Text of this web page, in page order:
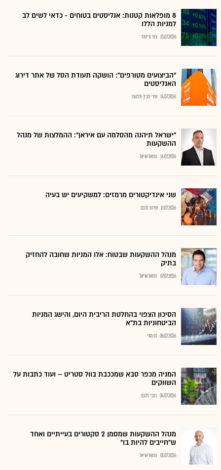
8 מופלאות קטנות: אנליסטים בטוחים - כדאי לשים לב
למניות הללו
15.07.2026 צחי גרינולד
"הביצועים מטורפים": הושקה תעודת הסל של אתר דירוג
האנליסטים
14.07.2026 שירי חביב-ולדהורן
"ישראל תיהנה מהסלמה עם איראן": ההמלצות של מנהל
ההשקעות
14.07.2026 נתנאל אריאל
שני אינדיקטורים מרמזים: למשקיעים יש בעיה
11.07.2026 שירות גלובס
מנהל ההשקעות שבטוח: אלו המניות שחובה להחזיק
בתיק
07.07.2026 נתנאל אריאל
הסיכון הצפוי בהחלטת הריבית היום, והישג המניות
הביטחוניות בת"א
06.07.2026 רם מורי
המניה מכפר סבא שמככבת בוול סטריט – ועוד כתבות על
השווקים
04.07.2026 כתבי גלובס
מנהל ההשקעות שמסמן 2 סקטורים בעייתיים ואחד
ש"חייבים להיות בו"
01.07.2026 נתנאל אריאל